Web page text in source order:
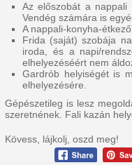
Az előszobát a
Vendég számára is
A nappali-konyha-
Frida (saját) szobája
iroda, és a napi/
elhelyezéséért nem
Gardrób helyiségét is
elhelyezésére.
Gépészetileg is lesz
szeretnének. Fali kazán
Kövess, lájkolj, oszd meg!